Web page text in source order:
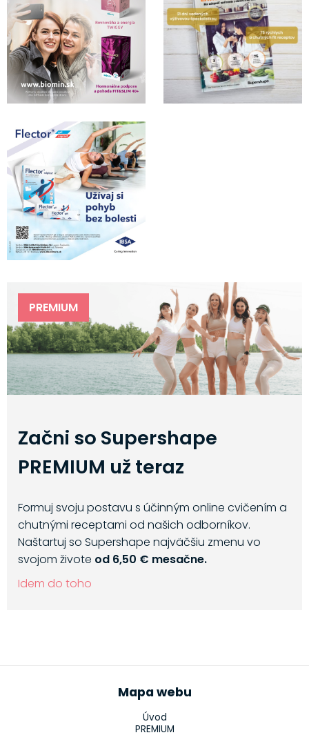
PREMIUM
Začni so Supershape
PREMIUM už teraz
Formuj svoju postavu s účinným online cvičením a
chutnými receptami od našich odborníkov.
Naštartuj so Supershape najväčšiu zmenu vo
svojom živote od 6,50 € mesačne.
Idem do toho
Mapa webu
Úvod
PREMIUM